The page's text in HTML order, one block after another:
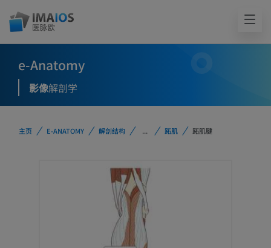
e-Anatomy
影像解剖学
主页 E-ANATOMY 解剖结构 ... 跖肌 跖肌腱